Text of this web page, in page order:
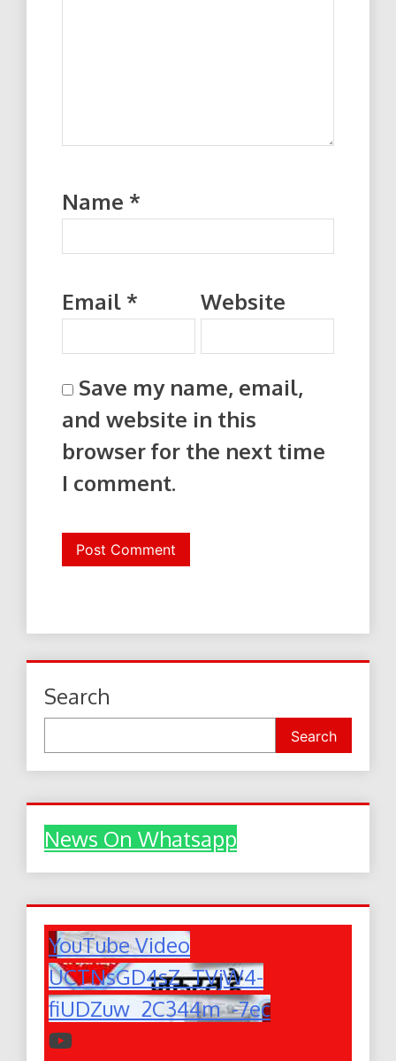
Name *
Email * Website
Save my name, email,
and website in this
browser for the next time
I comment.
Search
Search
News On Whatsapp
YouTube Video
UCTNsGD4sZ_TVjW4-
fiUDZuw_2C344m_-7ec